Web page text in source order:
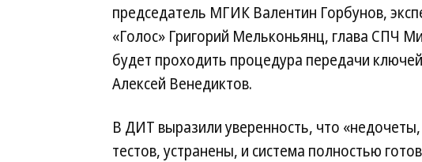
председатель МГИК Валентин Горбунов,
«Голос» Григорий Мельконьянц, глава СПЧ
будет проходить процедура передачи
Алексей Венедиктов.
В ДИТ выразили уверенность, что
тестов, устранены, и система полностью